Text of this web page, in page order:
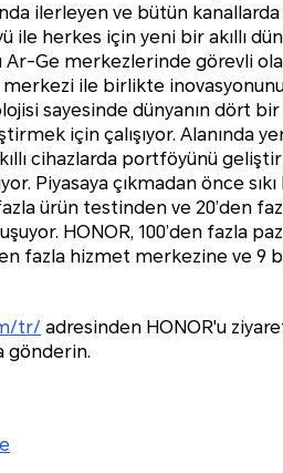
ilerleyen ve bütün kanallarda
ile herkes için yeni bir akıllı
Ar-Ge merkezlerinde görevli
ile birlikte
sayesinde dünyanın dört bir
için çalışıyor. Alanında
cihazlarda portföyünü
Piyasaya çıkmadan önce
ürün testinden ve 20’den
HONOR, 100’den fazla
fazla hizmet merkezine ve 9
tr/ adresinden HONOR'u
gönderin.